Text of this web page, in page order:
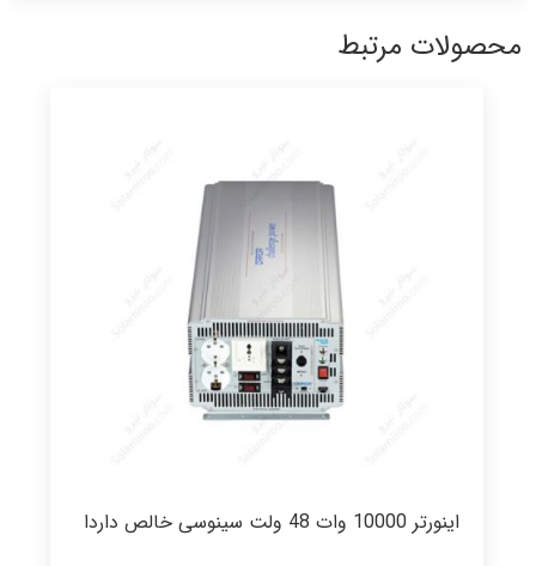
محصولات مرتبط
اینورتر 10000 وات 48 ولت سینوسی خالص داردا